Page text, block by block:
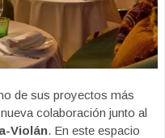
de sus proyectos más
colaboración junto al
Violán. En este espacio